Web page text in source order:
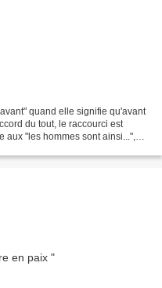
quand elle signifie qu'avant
du tout, le raccourci est
aux "les hommes sont ainsi...",